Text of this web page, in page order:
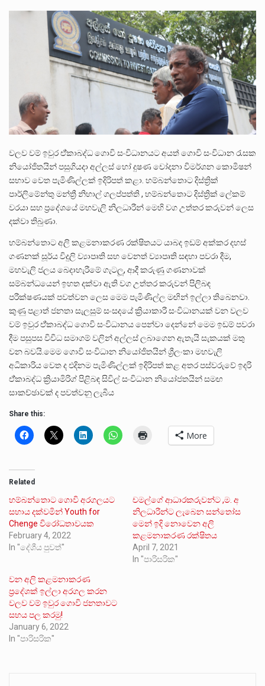
2011 වසරේදී දේශපාලන හා මානව හිමිකම් ක්‍රියාකාරීන් වන ලලිත්කුමාර් වීරරාජ් සහ කුගන් මුරුගානන්දන් යාපනයේදී අතුරුදන්…
ගොවියන්ගේ ප්‍රශ්න, ධීවරයන්ගේ ප්‍රශ්න, සෞඛය ප්‍රශ්න, වැටු ප්‍ර්ශ්න, රැකියා විරහිත ප්‍රශ්න මේ සියලු ප්‍රශ්නවලට තනි…
වලව වම් ඉවුර ඒ්කාබද්ධ ගොවි සංවිධානයට අයත් ගොවි සංවිධාන රැසක
නියෝජිතයින් පසුගියදා අල්ලස් හෝ දුෂණ චෝදනා විමර්ශන කොමිෂන්
සභාව වෙත පැමිණිල්ලක් ඉදිරිපත් කළා. හම්බන්තොට දිස්ත්‍රික්
පාර්ලිමේන්තු මන්ත්‍රී නිහාල් ගලප්පත්ති , හම්බන්තොට දිස්ත්‍රික් ලේකම්
වරයා සහ ප්‍රදේශයේ මහවැලි නිලධාරීන් මෙහි වග උත්තර කරුවන් ලෙස
දක්වා තිබුණා.
හම්බන්තොට අලි කළමනාකරණ රක්ෂිතයට යාබද ඉඩම් අක්කර දහස්
ගණනක් සූර්ය විදුලි ව්‍යාපෘති සහ වෙනත් ව්‍යාපෘති සඳහා පවරා දීම,
මහවැලි ජලය බෙදාහැරීමේ ගැටලූ, ආදී කරුණු ගණනාවක්
සම්බන්ධයෙන් ඉහත දක්වා ඇති වග උත්තර කරුවන් පිලිබඳ
පරීක්ෂණයක් පවත්වන ලෙස මෙම පැමිණිල්ල මඟින් ඉල්ලා තිබෙනවා.
කුණු පළාත් ජනතා සැලසුම් සංසදයේ ක්‍රියාකාරී සංවිධානයක් වන වලව
වම් ඉවුර ඒ්කාබද්ධ ගොවි සංවිධානය පෙන්වා දෙන්නේ මෙම ඉඩම් පවරා
දීම පසුපස විවිධ සමාගම් වලින් අල්ලස් ලබාගෙන ඇතැයි සැකයක් මතු
වන බවයි.මෙම ගොවි සංවිධාන නියෝජිතයින් ශ්‍රීලංකා මහවැලි
අධිකාරිය වෙත ද එදිනම පැමිණිල්ලක් ඉදිරිපත් කළ අතර පස්වරුවේ ඉදරි
ඒ්කාබද්ධ ක්‍රියාමිරිග් පිළිබඳ සිවිල් සංවිධාන නියෝජතයින් සමඟ
සාකච්ඡාවක් ද පවත්වනු ලැබීය
Share this:
More
Related
හම්බන්තොට ගොවි අරගලයට
සහාය දක්වමින් Youth for
Chenge විරෝධතාවයක
February 4, 2022
In "දේශීය පුවත්"
චමල්ගේ ආධාරකරුවන්ට ,ම. අ
නිලධාරීන්ට ලැබෙන සන්තෝස
මෙන් ඉදි නොවෙන අලි
කළමනාකරණ රක්ෂිතය
April 7, 2021
In "පාරිසරික"
වන අලි කළමනාකරණ
ප්‍රදේශක් ඉල්ලා අරගල කරන
වලව වම් ඉවුර ගොවි ජනතාවට
සහය පල කරමු!
January 6, 2022
In "පාරිසරික"